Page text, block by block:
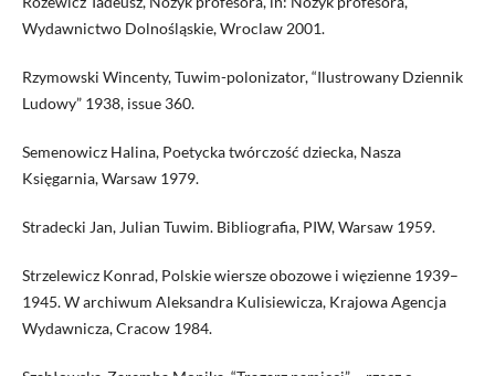
Wydawnictwo Dolnośląskie, Wroclaw 2001.
Rzymowski Wincenty, Tuwim-polonizator, “Ilustrowany Dziennik
Ludowy” 1938, issue 360.
Semenowicz Halina, Poetycka twórczość dziecka, Nasza
Księgarnia, Warsaw 1979.
Stradecki Jan, Julian Tuwim. Bibliografia, PIW, Warsaw 1959.
Strzelewicz Konrad, Polskie wiersze obozowe i więzienne 1939–
1945. W archiwum Aleksandra Kulisiewicza, Krajowa Agencja
Wydawnicza, Cracow 1984.